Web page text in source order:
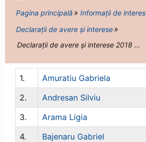
Pagina principală
Informații de
Declarații de avere și interese
Declarații de avere și interese 2018 ...
1.
Amuratiu Gabriela
2.
Andresan Silviu
3.
Arama Ligia
4.
Bajenaru Gabriel